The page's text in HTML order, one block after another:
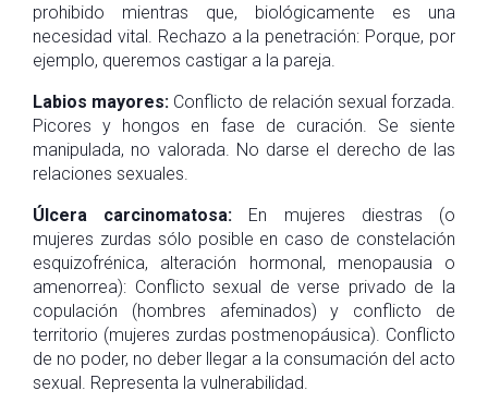
prohibido mientras que, biológicamente es una
necesidad vital. Rechazo a la penetración: Porque, por
ejemplo, queremos castigar a la pareja.
Labios mayores: Conflicto de relación sexual forzada.
Picores y hongos en fase de curación. Se siente
manipulada, no valorada. No darse el derecho de las
relaciones sexuales.
Úlcera carcinomatosa: En mujeres diestras (o
mujeres zurdas sólo posible en caso de constelación
esquizofrénica, alteración hormonal, menopausia o
amenorrea): Conflicto sexual de verse privado de la
copulación (hombres afeminados) y conflicto de
territorio (mujeres zurdas postmenopáusica). Conflicto
de no poder, no deber llegar a la consumación del acto
sexual. Representa la vulnerabilidad.